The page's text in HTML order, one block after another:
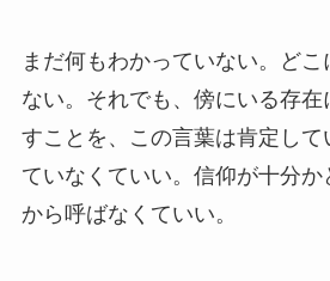
まだ何もわかっていない。どこ
ない。それでも、傍にいる存在
すことを、この言葉は肯定して
ていなくていい。信仰が十分か
から呼ばなくていい。